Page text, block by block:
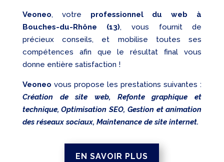
Veoneo, votre professionnel du web à
Bouches-du-Rhône (13), vous fournit de
précieux conseils, et mobilise toutes ses
compétences afin que le résultat final vous
donne entière satisfaction !
Veoneo vous propose les prestations suivantes :
Création de site web, Refonte graphique et
technique, Optimisation SEO, Gestion et animation
des réseaux sociaux, Maintenance de site internet.
EN SAVOIR PLUS